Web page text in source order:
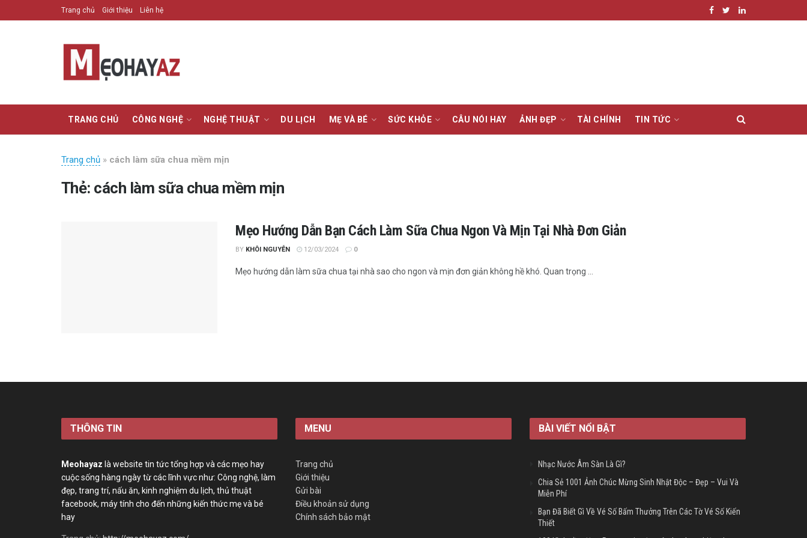
Trang chủ Giới thiệu Liên hệ
TRANG CHỦ CÔNG NGHỆ NGHỆ THUẬT DU LỊCH MẸ VÀ BÉ SỨC KHỎE CÂU NÓI HAY ẢNH ĐẸP TÀI CHÍNH TIN TỨC
Trang chủ » cách làm sữa chua mềm mịn
Thẻ: cách làm sữa chua mềm mịn
Mẹo Hướng Dẫn Bạn Cách Làm Sữa Chua Ngon Và Mịn Tại Nhà Đơn Giản
BY KHÔI NGUYỄN 12/03/2024 0
Mẹo hướng dẫn làm sữa chua tại nhà sao cho ngon và mịn đơn giản không hề khó. Quan trọng ...
THÔNG TIN
Meohayaz là website tin tức tổng hợp và các mẹo hay
cuộc sống hàng ngày từ các lĩnh vực như: Công nghệ, làm
đẹp, trang trí, nấu ăn, kinh nghiệm du lịch, thủ thuật
facebook, máy tính cho đến những kiến thức mẹ và bé
hay
MENU
Trang chủ
Giới thiệu
Gửi bài
Điều khoản sử dụng
Chính sách bảo mật
BÀI VIẾT NỔI BẬT
Nhạc Nước Âm Sàn Là Gì?
Chia Sẻ 1001 Ảnh Chúc Mừng Sinh Nhật Độc – Đẹp – Vui Và
Miễn Phí
Bạn Đã Biết Gì Về Vé Số Bấm Thưởng Trên Các Tờ Vé Số Kiến
Thiết